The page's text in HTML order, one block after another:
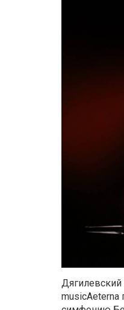
Дягилевский
musicAeterna